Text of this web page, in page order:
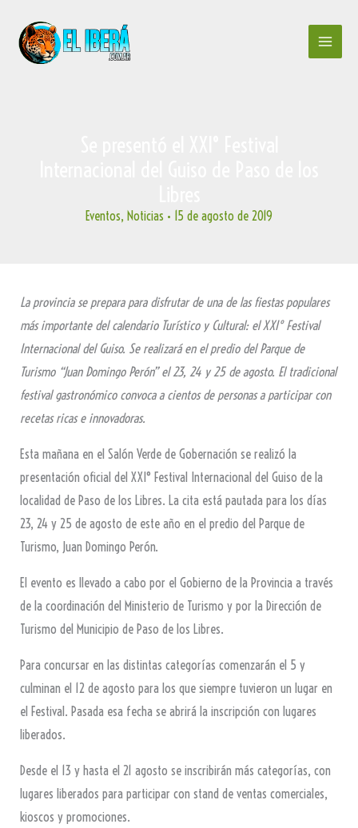
contenido
Eventos, Noticias • 15 de agosto de 2019
La provincia se prepara para disfrutar de una de las fiestas populares
más importante del calendario Turístico y Cultural: el XXI° Festival
Internacional del Guiso. Se realizará en el predio del Parque de
Turismo “Juan Domingo Perón” el 23, 24 y 25 de agosto. El tradicional
festival gastronómico convoca a cientos de personas a participar con
recetas ricas e innovadoras.
Esta mañana en el Salón Verde de Gobernación se realizó la
presentación oficial del XXI° Festival Internacional del Guiso de la
localidad de Paso de los Libres. La cita está pautada para los días
23, 24 y 25 de agosto de este año en el predio del Parque de
Turismo, Juan Domingo Perón.
El evento es llevado a cabo por el Gobierno de la Provincia a través
de la coordinación del Ministerio de Turismo y por la Dirección de
Turismo del Municipio de Paso de los Libres.
Para concursar en las distintas categorías comenzarán el 5 y
culminan el 12 de agosto para los que siempre tuvieron un lugar en
el Festival. Pasada esa fecha se abrirá la inscripción con lugares
liberados.
Desde el 13 y hasta el 21 agosto se inscribirán más categorías, con
lugares liberados para participar con stand de ventas comerciales,
kioscos y promociones.